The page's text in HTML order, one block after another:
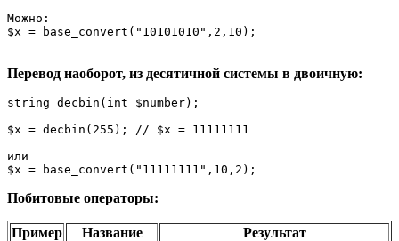
Можно:
$x = base_convert("10101010",2,10);
Перевод наоборот, из десятичной системы в двоичную:
string decbin(int $number);
$x = decbin(255); // $x = 11111111
или
Побитовые операторы:
Пример Название
Результат